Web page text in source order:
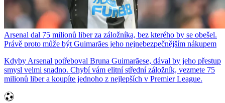
Arsenal dal 75 milionů liber za záložníka, bez kterého by se obešel.
Právě proto může být Guimarães jeho nejnebezpečnějším nákupem
Kdyby Arsenal potřeboval Bruna Guimarãese, dával by jeho přestup
smysl velmi snadno. Chybí vám elitní střední záložník, vezmete 75
milionů liber a koupíte jednoho z nejlepších v Premier League.